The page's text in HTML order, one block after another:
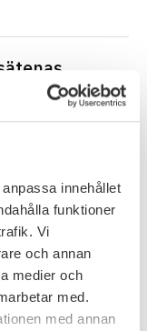
innehållet
funktioner
Vi
och annan
medier och
med.
med annan
roll för den